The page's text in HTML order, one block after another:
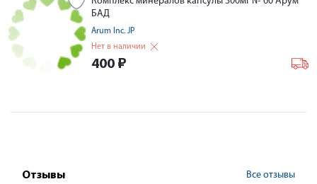
БАД
Arum Inc. JP
Нет в наличии
400 ₽
Отзывы Все отзывы